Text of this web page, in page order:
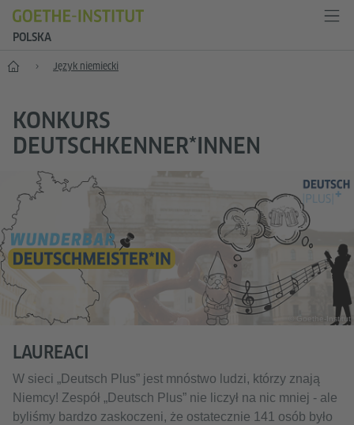
POLSKA
Start Język niemiecki
KONKURS
DEUTSCHKENNER*INNEN
© Goethe-Institut
LAUREACI
W sieci „Deutsch Plus” jest mnóstwo ludzi, którzy znają
Niemcy! Zespół „Deutsch Plus” nie liczył na nic mniej - ale
byliśmy bardzo zaskoczeni, że ostatecznie 141 osób było